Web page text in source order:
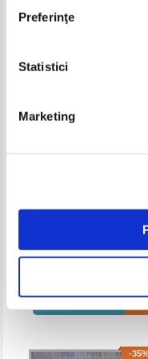
Preferinţe
Statistici
Marketing
Pret:9,00Lei
-
Pret:21,00Lei
Mihai Eminescu - Poezii.
-